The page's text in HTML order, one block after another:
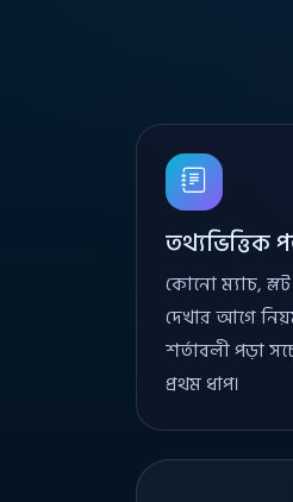
তথ্যভিত্তিক
কোনো ম্যাচ,
দেখার আগে
শর্তাবলী পড়া
প্রথম ধাপ।